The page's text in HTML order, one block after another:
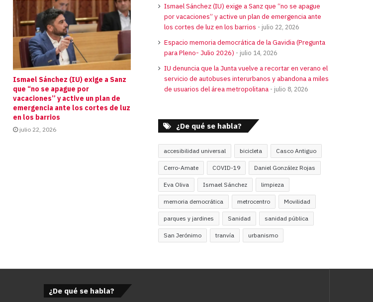
Ismael Sánchez (IU) exige a Sanz
que “no se apague por
vacaciones” y active un plan de
emergencia ante los cortes de luz
en los barrios
julio 22, 2026
Ismael Sánchez (IU) exige a Sanz que “no se apague
por vacaciones” y active un plan de emergencia ante
los cortes de luz en los barrios
julio 22, 2026
Espacio memoria democrática de la Gavidia (Pregunta
para Pleno- Julio 2026)
julio 14, 2026
IU denuncia que la Junta vuelve a recortar en verano el
servicio de autobuses interurbanos y abandona a miles
de usuarios del área metropolitana
julio 8, 2026
¿De qué se habla?
accesibilidad universal bicicleta Casco Antiguo
Cerro-Amate COVID-19 Daniel González Rojas
Eva Oliva Ismael Sánchez limpieza
memoria democrática metrocentro Movilidad
parques y jardines Sanidad sanidad pública
San Jerónimo tranvía urbanismo
¿De qué se habla?